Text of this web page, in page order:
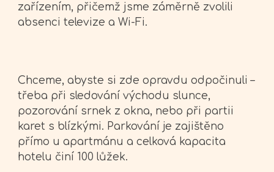
zařízením, přičemž jsme záměrně zvolili
absenci televize a Wi-Fi.
Chceme, abyste si zde opravdu odpočinuli –
třeba při sledování východu slunce,
pozorování srnek z okna, nebo při partii
karet s blízkými. Parkování je zajištěno
přímo u apartmánu a celková kapacita
hotelu činí 100 lůžek.